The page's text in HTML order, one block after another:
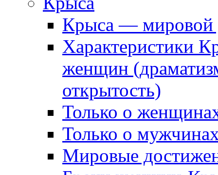
Крыса — мировой
Характеристики
женщин
открытость)
Только о
Только о
Мировые